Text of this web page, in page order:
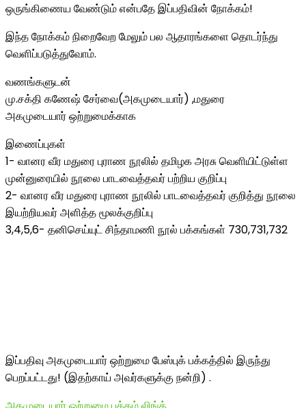
ஒருங்கிணைய வேண்டும் என்பதே இப்பதிவின் நோக்கம்!
இந்த நோக்கம் நிறைவேற மேலும் பல ஆதாரங்களை தொடர்ந்து
வெளிப்படுத்துவோம்.
வணங்களுடன்
மு.சக்தி கணேஷ் சேர்வை(அகமுடையார்) ,மதுரை
அகமுடையார் ஒற்றுமைக்காக
இணைப்புகள்
1- வானர வீர மதுரை புராண நூலில் தமிழக அரசு வெளியிட்டுள்ள
முன்னுரையில் நூலை பாடவைத்தவர் பற்றிய குறிப்பு
2- வானர வீர மதுரை புராண நூலில் பாடவைத்தவர் குறித்து நூலை
இயற்றியவர் அளித்த மூலக்குறிப்பு
3,4,5,6- தனிசெய்யுட் சிந்தாமணி நூல் பக்கங்கள் 730,731,732
இப்பதிவு அகமுடையார் ஒற்றுமை பேஸ்புக் பக்கத்தில் இருந்து
பெறப்பட்டது! (இதற்காய் அவர்களுக்கு நன்றி) .